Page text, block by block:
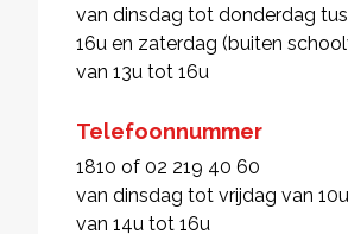
van dinsdag tot donderdag
16u en zaterdag (buiten
van 13u tot 16u
Telefoonnummer
1810 of 02 219 40 60
van dinsdag tot vrijdag van
van 14u tot 16u